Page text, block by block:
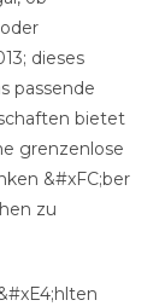
dieses
passende
bietet
grenzenlose
&#xFC;ber
zu